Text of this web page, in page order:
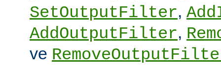
SetOutputFilter,
AddOutputFilter,
ve